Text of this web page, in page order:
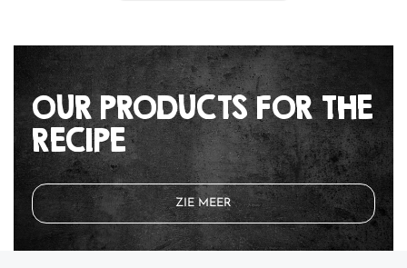
OUR PRODUCTS FOR THE
RECIPE
ZIE MEER